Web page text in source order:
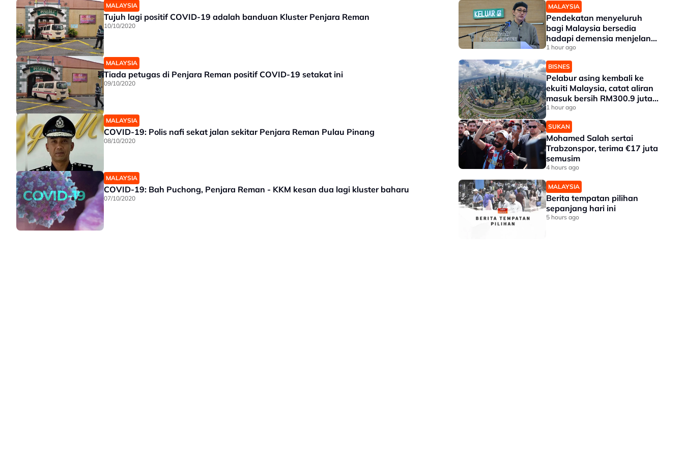
MALAYSIA
Tujuh lagi positif COVID-19 adalah banduan Kluster Penjara Reman
10/10/2020
MALAYSIA
Tiada petugas di Penjara Reman positif COVID-19 setakat ini
09/10/2020
MALAYSIA
COVID-19: Polis nafi sekat jalan sekitar Penjara Reman Pulau Pinang
08/10/2020
MALAYSIA
COVID-19: Bah Puchong, Penjara Reman - KKM kesan dua lagi kluster baharu
07/10/2020
MALAYSIA
Pendekatan menyeluruh
bagi Malaysia bersedia
hadapi demensia menjelang
2030 - Hanifah
1 hour ago
BISNES
Pelabur asing kembali ke
ekuiti Malaysia, catat aliran
masuk bersih RM300.9 juta
pada Julai
1 hour ago
SUKAN
Mohamed Salah sertai
Trabzonspor, terima €17 juta
semusim
4 hours ago
MALAYSIA
Berita tempatan pilihan
sepanjang hari ini
5 hours ago